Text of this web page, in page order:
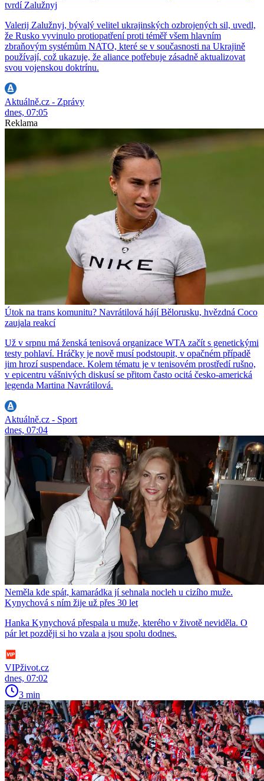
tvrdí Zalužnyj
Valerij Zalužnyj, bývalý velitel ukrajinských ozbrojených sil, uvedl,
že Rusko vyvinulo protiopatření proti téměř všem hlavním
zbraňovým systémům NATO, které se v současnosti na Ukrajině
používají, což ukazuje, že aliance potřebuje zásadně aktualizovat
svou vojenskou doktrínu.
Aktuálně.cz - Zprávy
dnes, 07:05
Reklama
Útok na trans komunitu? Navrátilová hájí Bělorusku, hvězdná Coco
zaujala reakcí
Už v srpnu má ženská tenisová organizace WTA začít s genetickými
testy pohlaví. Hráčky je nově musí podstoupit, v opačném případě
jim hrozí suspendace. Kolem tématu je v tenisovém prostředí rušno,
v epicentru vášnivých diskusí se přitom často ocitá česko-americká
legenda Martina Navrátilová.
Aktuálně.cz - Sport
dnes, 07:04
Neměla kde spát, kamarádka jí sehnala nocleh u cizího muže.
Kynychová s ním žije už přes 30 let
Hanka Kynychová přespala u muže, kterého v životě neviděla. O
pár let později si ho vzala a jsou spolu dodnes.
VIPživot.cz
dnes, 07:02
3 min